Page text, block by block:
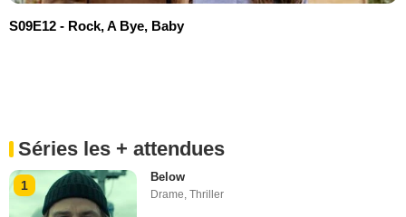
S09E12 - Rock, A Bye, Baby
Séries les + attendues
1
Below
Drame,Thriller